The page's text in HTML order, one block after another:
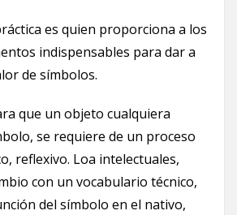
es quien proporciona a los
indispensables para dar a
de símbolos.
que un objeto cualquiera
se requiere de un proceso
reflexivo. Loa intelectuales,
con un vocabulario técnico,
del símbolo en el nativo,